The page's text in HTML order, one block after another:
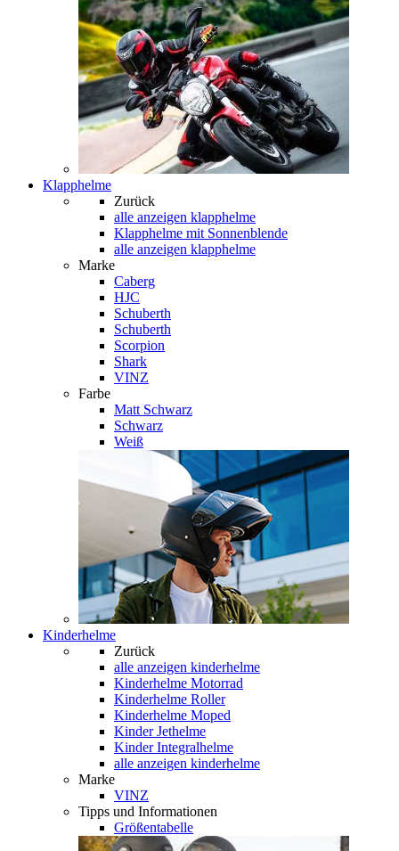
Klapphelme
Zurück
alle anzeigen klapphelme
Klapphelme mit Sonnenblende
alle anzeigen klapphelme
Marke
Caberg
HJC
Schuberth
Schuberth
Scorpion
Shark
VINZ
Farbe
Matt Schwarz
Schwarz
Weiß
Kinderhelme
Zurück
alle anzeigen kinderhelme
Kinderhelme Motorrad
Kinderhelme Roller
Kinderhelme Moped
Kinder Jethelme
Kinder Integralhelme
alle anzeigen kinderhelme
Marke
VINZ
Tipps und Informationen
Größentabelle